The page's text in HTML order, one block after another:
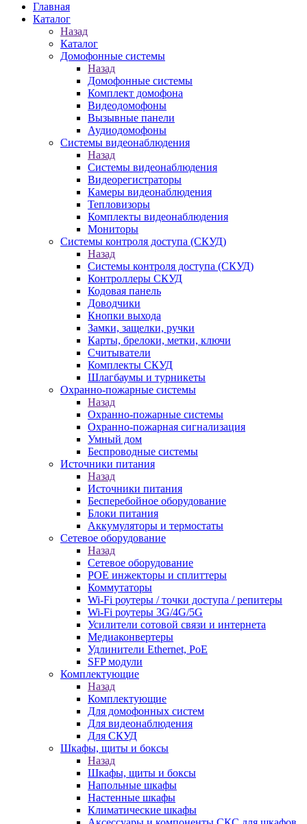
Главная
Каталог
Назад
Каталог
Домофонные системы
Назад
Домофонные системы
Комплект домофона
Видеодомофоны
Вызывные панели
Аудиодомофоны
Системы видеонаблюдения
Назад
Системы видеонаблюдения
Видеорегистраторы
Камеры видеонаблюдения
Тепловизоры
Комплекты видеонаблюдения
Мониторы
Системы контроля доступа (СКУД)
Назад
Системы контроля доступа (СКУД)
Контроллеры СКУД
Кодовая панель
Доводчики
Кнопки выхода
Замки, защелки, ручки
Карты, брелоки, метки, ключи
Считыватели
Комплекты СКУД
Шлагбаумы и турникеты
Охранно-пожарные системы
Назад
Охранно-пожарные системы
Охранно-пожарная сигнализация
Умный дом
Беспроводные системы
Источники питания
Назад
Источники питания
Бесперебойное оборудование
Блоки питания
Аккумуляторы и термостаты
Сетевое оборудование
Назад
Сетевое оборудование
POE инжекторы и сплиттеры
Коммутаторы
Wi-Fi роутеры / точки доступа / репитеры
Wi-Fi роутеры 3G/4G/5G
Усилители сотовой связи и интернета
Медиаконвертеры
Удлинители Ethernet, PoE
SFP модули
Комплектующие
Назад
Комплектующие
Для домофонных систем
Для видеонаблюдения
Для СКУД
Шкафы, щиты и боксы
Назад
Шкафы, щиты и боксы
Напольные шкафы
Настенные шкафы
Климатические шкафы